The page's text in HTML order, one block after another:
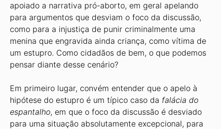
apoiado a narrativa pró-aborto, em geral apelando
para argumentos que desviam o foco da discussão,
como para a injustiça de punir criminalmente uma
menina que engravida ainda criança, como vítima de
um estupro. Como cidadãos de bem, o que podemos
pensar diante desse cenário?
Em primeiro lugar, convém entender que o apelo à
hipótese do estupro é um típico caso da falácia do
espantalho, em que o foco da discussão é desviado
para uma situação absolutamente excepcional, para